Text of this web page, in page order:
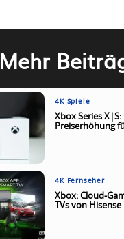
Mehr
4K Spiele
Xbox Series X|S:
Preiserhöhung
4K Fernseher
Xbox: Cloud-
TVs von Hisense